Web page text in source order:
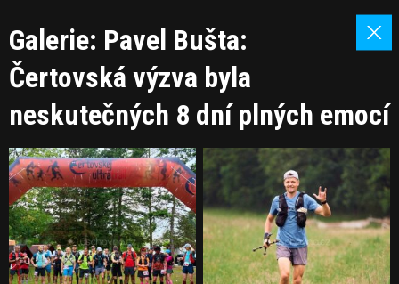
Galerie: Pavel Bušta:
Čertovská výzva byla
neskutečných 8 dní plných emocí